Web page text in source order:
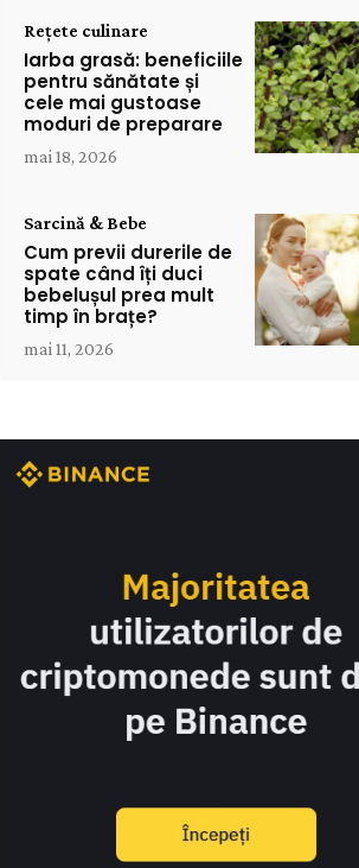
Rețete culinare
Iarba grasă: beneficiile
pentru sănătate și
cele mai gustoase
moduri de preparare
mai 18, 2026
Sarcină & Bebe
Cum previi durerile de
spate când îți duci
bebelușul prea mult
timp în brațe?
mai 11, 2026